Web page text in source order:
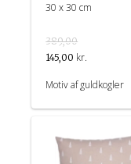
30 x 30 cm
389,00
145,00 kr.
Motiv af guldkogler